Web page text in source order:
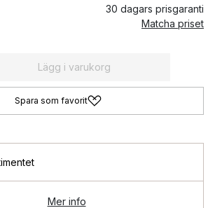
30 dagars prisgaranti
Matcha priset
Lägg i varukorg
Spara som favorit
Mer info